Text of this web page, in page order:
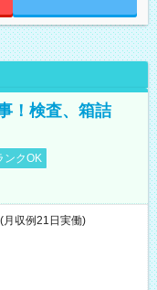
！検査、箱詰
ンクOK
収例21日実働)